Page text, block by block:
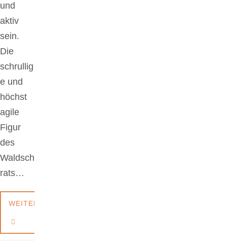
und
aktiv
sein.
Die
schrullig
e und
höchst
agile
Figur
des
Waldsch
rats…
WEITERLESEN